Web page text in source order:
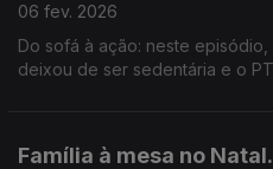
06 fev. 2026
Do sofá à ação: neste
deixou de ser sedentária e o
Família à mesa no